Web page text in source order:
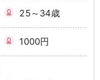
25～34歳
1000円